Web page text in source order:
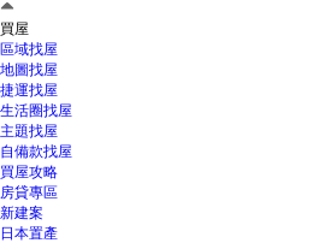
買屋
區域找屋
地圖找屋
捷運找屋
生活圈找屋
主題找屋
自備款找屋
買屋攻略
房貸專區
新建案
日本置產